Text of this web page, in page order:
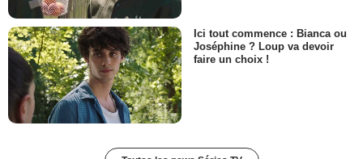
Ici tout commence : Bianca ou
Joséphine ? Loup va devoir
faire un choix !